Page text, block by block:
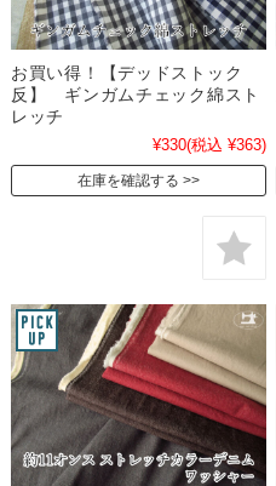
お買い得！【デッドストック
反】 ギンガムチェック綿スト
レッチ
¥330(税込 ¥363)
在庫を確認する